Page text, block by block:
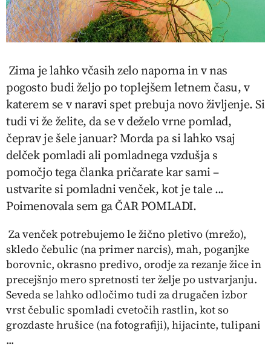
Zima je lahko včasih zelo naporna in v nas
pogosto budi željo po toplejšem letnem času, v
katerem se v naravi spet prebuja novo življenje. Si
tudi vi že želite, da se v deželo vrne pomlad,
čeprav je šele januar? Morda pa si lahko vsaj
delček pomladi ali pomladnega vzdušja s
pomočjo tega članka pričarate kar sami –
ustvarite si pomladni venček, kot je tale ...
Poimenovala sem ga ČAR POMLADI.
Za venček potrebujemo le žično pletivo (mrežo),
skledo čebulic (na primer narcis), mah, poganjke
borovnic, okrasno predivo, orodje za rezanje žice in
precejšnjo mero spretnosti ter želje po ustvarjanju.
Seveda se lahko odločimo tudi za drugačen izbor
vrst čebulic spomladi cvetočih rastlin, kot so
grozdaste hrušice (na fotografiji), hijacinte, tulipani
...